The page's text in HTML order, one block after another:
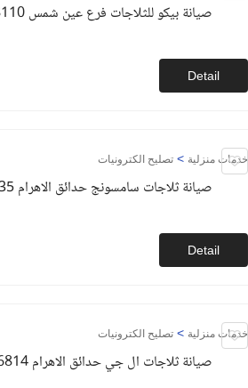
صيانة بيكو للثلاجات فرع عين شمس 01154008110
Detail
خدمات منزلية > تصليح الكترونيات
صيانة ثلاجات سامسونج حدائق الاهرام 01093055835
Detail
خدمات منزلية > تصليح الكترونيات
صيانة ثلاجات ال جي حدائق الاهرام 01010916814